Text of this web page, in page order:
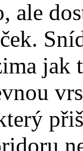
ale